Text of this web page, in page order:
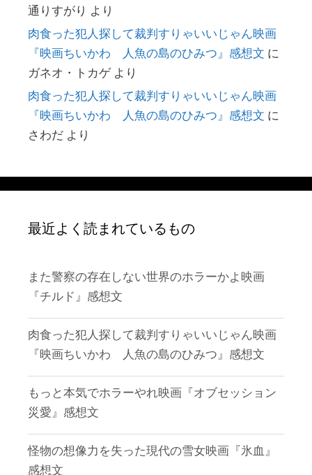
通りすがり より
肉食った犯人探して裁判すりゃいいじゃん映画
『映画ちいかわ 人魚の島のひみつ』感想文 に
ガネオ・トカゲより
肉食った犯人探して裁判すりゃいいじゃん映画
『映画ちいかわ 人魚の島のひみつ』感想文 に
さわだ より
最近よく読まれているもの
また警察の存在しない世界のホラーかよ映画
『チルド』感想文
肉食った犯人探して裁判すりゃいいじゃん映画
『映画ちいかわ 人魚の島のひみつ』感想文
もっと本気でホラーやれ映画『オブセッション
災愛』感想文
怪物の想像力を失った現代の雪女映画『氷血』
感想文